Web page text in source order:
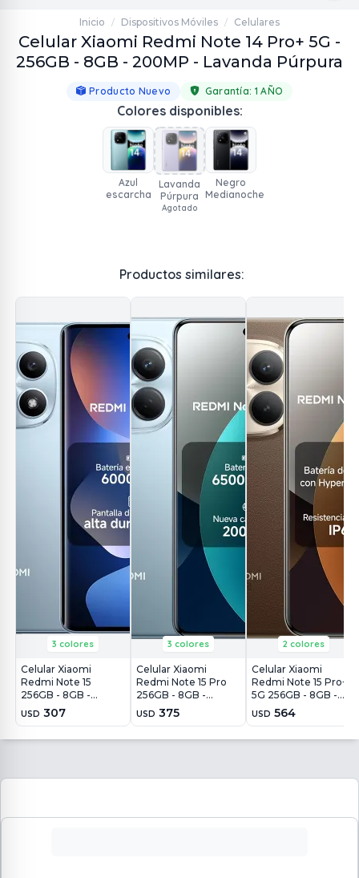
Inicio / Dispositivos Móviles / Celulares
Celular Xiaomi Redmi Note 14 Pro+ 5G -
256GB - 8GB - 200MP - Lavanda Púrpura
Producto Nuevo Garantía: 1 AÑO
Colores disponibles:
Azul
escarcha
Lavanda
Púrpura
Agotado
Negro
Medianoche
Productos similares:
3 colores
Celular Xiaomi
Redmi Note 15
256GB - 8GB -
108MP - Azul Glaciar
USD 307
3 colores
Celular Xiaomi
Redmi Note 15 Pro
256GB - 8GB -
200MP - Azul Glaciar
USD 375
2 colores
Celular Xiaomi
Redmi Note 15 Pro+
5G 256GB - 8GB -
200MP - Café Moca
USD 564